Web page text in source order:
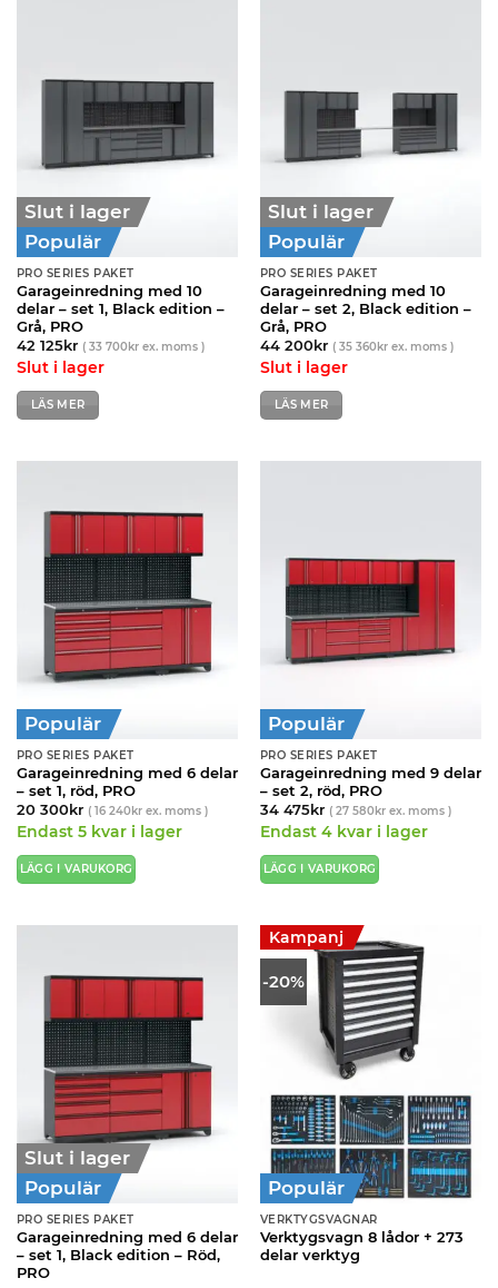
Slut i lager
Populär
PRO SERIES PAKET
Garageinredning med 10
delar – set 1, Black edition –
Grå, PRO
42 125kr ( 33 700krex. moms )
Slut i lager
LÄS MER
Slut i lager
Populär
PRO SERIES PAKET
Garageinredning med 10
delar – set 2, Black edition –
Grå, PRO
44 200kr ( 35 360krex. moms )
Slut i lager
LÄS MER
Populär
PRO SERIES PAKET
Garageinredning med 6 delar
– set 1, röd, PRO
20 300kr ( 16 240krex. moms )
Endast 5 kvar i lager
LÄGG I VARUKORG
Populär
PRO SERIES PAKET
Garageinredning med 9 delar
– set 2, röd, PRO
34 475kr ( 27 580krex. moms )
Endast 4 kvar i lager
LÄGG I VARUKORG
Slut i lager
Populär
PRO SERIES PAKET
Garageinredning med 6 delar
– set 1, Black edition – Röd,
PRO
-20%
Kampanj
Populär
VERKTYGSVAGNAR
Verktygsvagn 8 lådor + 273
delar verktyg